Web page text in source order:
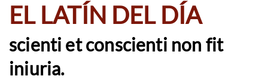
EL LATÍN DEL DÍA
scienti et conscienti non fit
iniuria.